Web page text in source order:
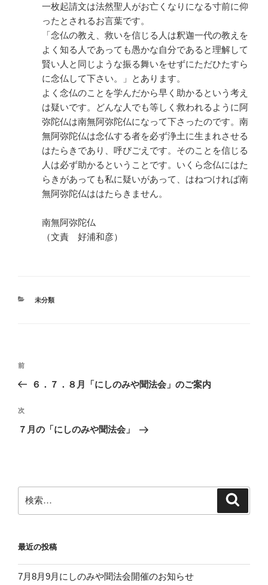
一枚起請文は法然聖人がお亡くなりになる寸前に仰
ったとされるお言葉です。
「念仏の教え、救いを信じる人は釈迦一代の教えを
よく知る人であっても愚かな自分であると理解して
賢い人と同じような振る舞いをせずにただひたすら
に念仏して下さい。」とあります。
よく念仏のことを学んだから早く助かるという考え
は疑いです。どんな人でも等しく救われるように阿
弥陀仏は南無阿弥陀仏になって下さったのです。南
無阿弥陀仏は念仏する者を必ず浄土に生まれさせる
はたらきであり、呼びごえです。そのことを信じる
人は必ず助かるということです。いくら念仏にはた
らきがあっても私に疑いがあって、はねつければ南
無阿弥陀仏ははたらきません。
南無阿弥陀仏
（文責 好浦和彦）
カ
未分類
投
ビ
ゲ
ン
前
の
稿
前
６．７．８月「にしのみや聞法会」のご案内
次
の
次
７月の「にしのみや聞法会」
索:
最近の投稿
7月8月9月にしのみや聞法会開催のお知らせ